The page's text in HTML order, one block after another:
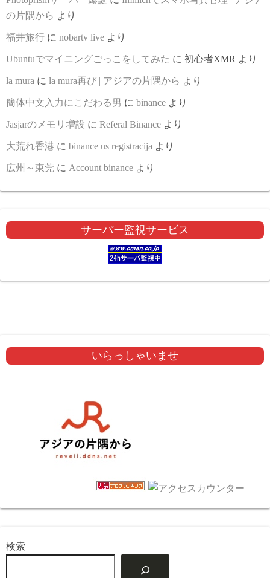
の片隅から より
福井旅行 に nobartv live より
Ubuntuでマイニングごっこをしてみた に 初心者XMR より
la mura に la mura再び | アジアの片隅から より
簡体中文入力にこだわる男 に binance より
Jasjarのメモリ増設 に Referal Binance より
大荒れ香港 に binance us registracija より
広州～東莞 に Account binance より
サーバー監視サービス
いらっしゃいませ
検索